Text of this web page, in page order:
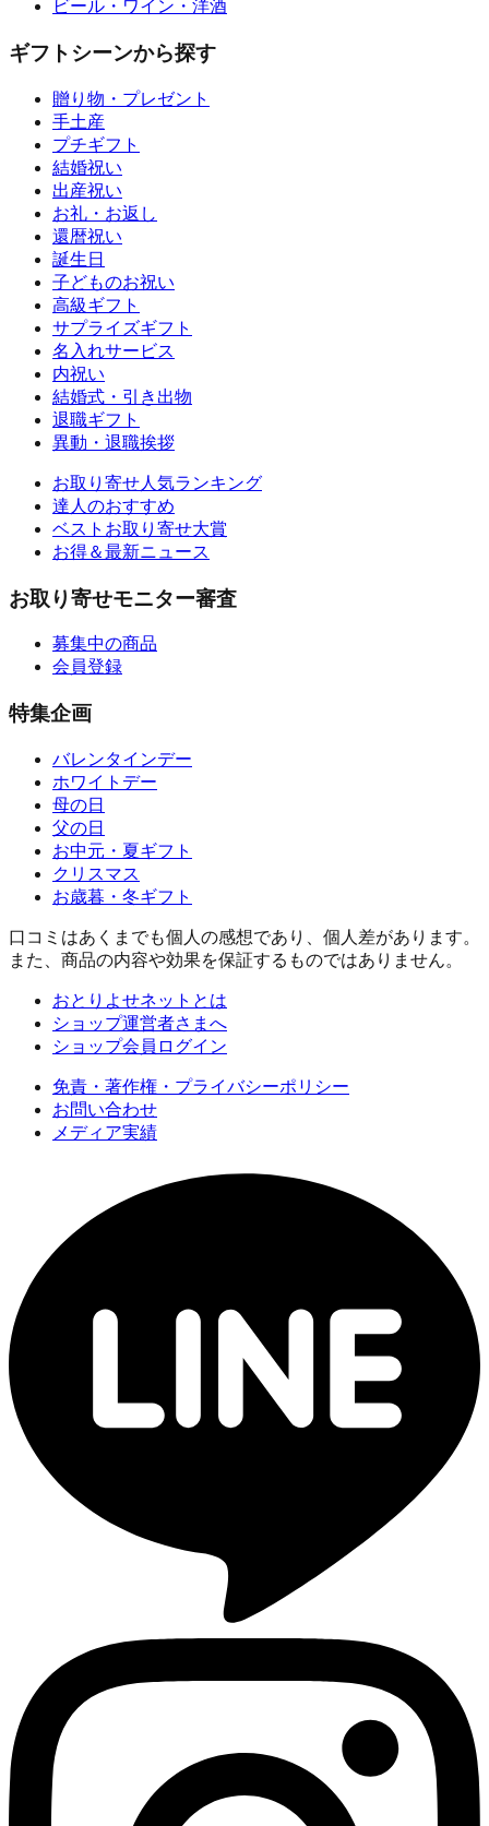
ビール・ワイン・洋酒
ギフトシーンから探す
贈り物・プレゼント
手土産
プチギフト
結婚祝い
出産祝い
お礼・お返し
還暦祝い
誕生日
子どものお祝い
高級ギフト
サプライズギフト
名入れサービス
内祝い
結婚式・引き出物
退職ギフト
異動・退職挨拶
お取り寄せ人気ランキング
達人のおすすめ
ベストお取り寄せ大賞
お得＆最新ニュース
お取り寄せモニター審査
募集中の商品
会員登録
特集企画
バレンタインデー
ホワイトデー
母の日
父の日
お中元・夏ギフト
クリスマス
お歳暮・冬ギフト
口コミはあくまでも個人の感想であり、個人差があります。
また、商品の内容や効果を保証するものではありません。
おとりよせネットとは
ショップ運営者さまへ
ショップ会員ログイン
免責・著作権・プライバシーポリシー
お問い合わせ
メディア実績